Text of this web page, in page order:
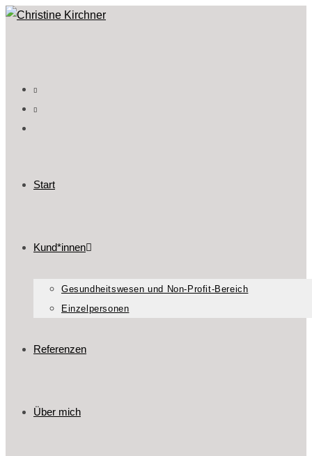
Start
Kund*innen
Gesundheitswesen und Non-Profit-Bereich
Einzelpersonen
Referenzen
Über mich